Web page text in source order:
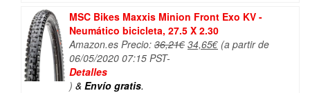
MSC Bikes Maxxis Minion Front Exo KV -
Neumático bicicleta, 27.5 X 2.30
Amazon.es Precio: 36,21€ El
34,65€El(a partir de
06/05/2020 07:15 PST-
Detalles
) & Envío gratis.